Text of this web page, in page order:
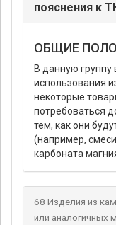
пояснения к
ОБЩИЕ
В данную группу
использования
некоторые
потребоваться
тем, как они
(например,
карбоната
68 Изделия из
или аналогичных